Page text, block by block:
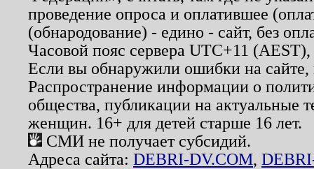
проведение опроса и оплатившее
(обнародование) - едино - сайт, без
Часовой пояс сервера UTC+11
Если вы обнаружили ошибки на
Распространение информации о
общества, публикации на актуальные
женщин. 16+ для детей старше 16 лет.
СМИ не получает субсидий.
Адреса сайта: DEBRI-DV.COM,